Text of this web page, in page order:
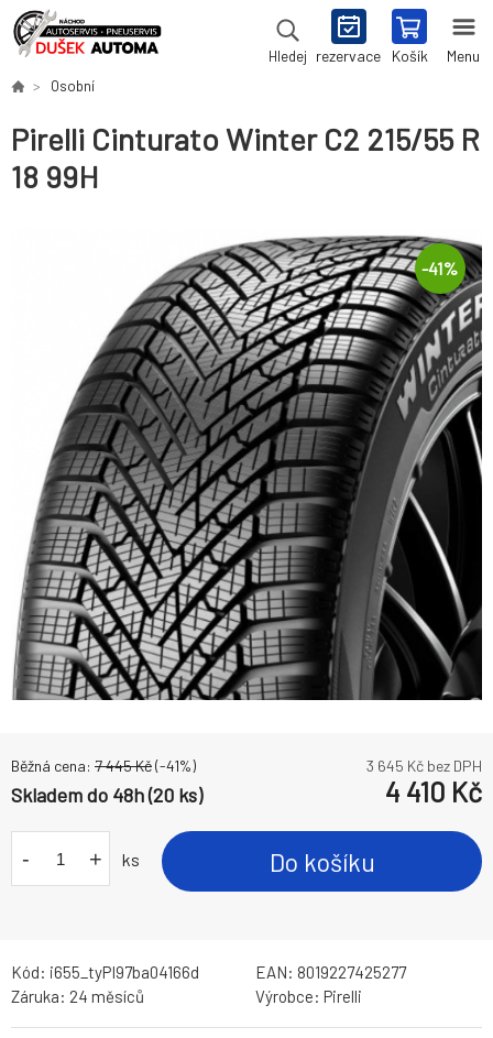
Hledej rezervace Košík Menu
Osobní
Pirelli Cinturato Winter C2 215/55 R
18 99H
-41%
Běžná cena: 7 445Kč(-41%) 3 645 Kč bez DPH
Skladem do 48h (20 ks) 4 410 Kč
- + ks Do košíku
Kód: i655_tyPI97ba04166d EAN: 8019227425277
Záruka: 24 měsíců Výrobce: Pirelli